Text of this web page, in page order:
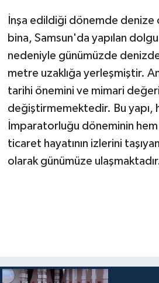
İnşa edildiği dönemde denize
bina, Samsun'da yapılan dolgu
nedeniyle günümüzde
metre uzaklığa yerleşmiştir.
tarihi önemini ve mimari
değiştirmemektedir. Bu yapı,
İmparatorluğu döneminin
ticaret hayatının izlerini
olarak günümüze